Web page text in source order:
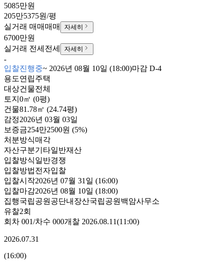
5085만원
205만5375원/평
실거래 매매 매매 자세히
6700만원
실거래 전세 전세 자세히
-
입찰진행중~ 2026년 08월 10일 (18:00)마감 D-4
용도연립주택
대상건물전체
토지 0㎡ (0평)
건물81.78㎡ (24.74평)
감정2026년 03월 03일
보증금254만2500원 (5%)
처분방식매각
자산구분기타일반재산
입찰방식일반경쟁
입찰방법전자입찰
입찰시작2026년 07월 31일 (16:00)
입찰마감2026년 08월 10일 (18:00)
집행국립공원공단내장산국립공원백암사무소
유찰2회
회차 001/차수 000개찰 2026.08.11(11:00)
2026.07.31
(16:00)